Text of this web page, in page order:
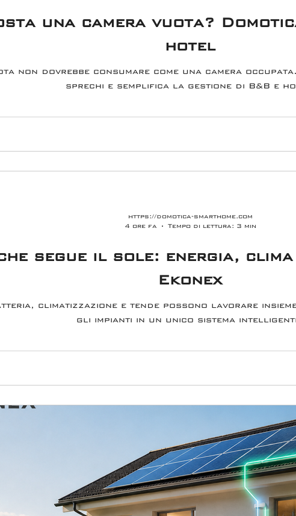
una camera vuota?
hotel
non dovrebbe consumare come una camera
sprechi e semplifica la gestione di B&B e
segue il sole: energia,
Ekonex
climatizzazione e tende possono lavorare
gli impianti in un unico sistema
https://domotica-smarthome.com
4 ore fa
Tempo di lettura: 3 min